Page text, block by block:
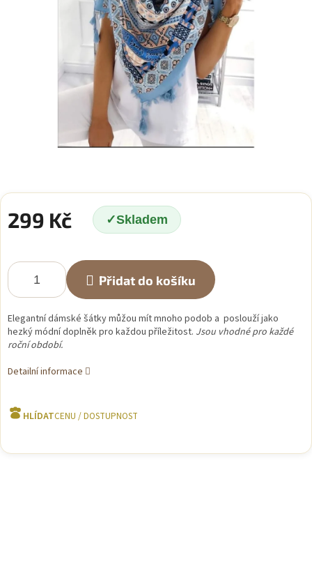
299 Kč Skladem
cena:
Přidat do košíku
Elegantní dámské šátky můžou mít mnoho podob a poslouží jako
hezký módní doplněk pro každou příležitost. Jsou vhodné pro každé
roční období.
Detailní informace
HLÍDAT